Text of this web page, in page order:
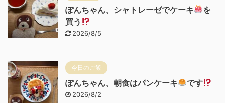
ぽんちゃん、シャトレーゼでケーキ
を
買う
2026/8/5
今日のご飯
ぽんちゃん、朝食はパンケーキ です
2026/8/2